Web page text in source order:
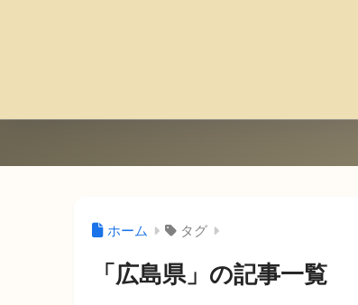
ホーム タグ
「広島県」の記事一覧